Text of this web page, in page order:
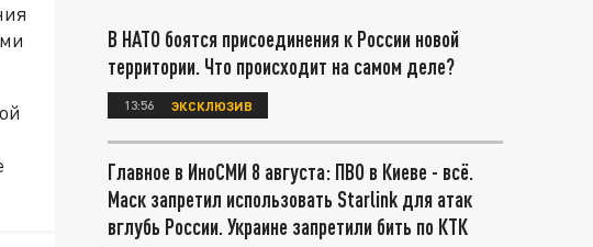
В НАТО боятся присоединения к России новой
территории. Что происходит на самом деле?
13:56 ЭКСКЛЮЗИВ
Главное в ИноСМИ 8 августа: ПВО в Киеве - всё.
Маск запретил использовать Starlink для атак
вглубь России. Украине запретили бить по КТК